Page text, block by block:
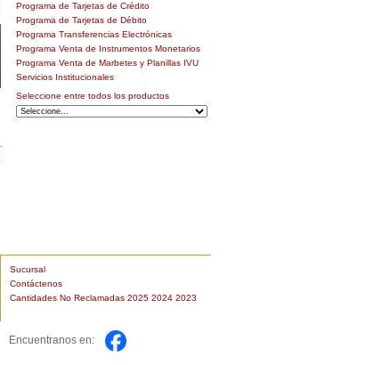
Programa de Tarjetas de Crédito
Programa de Tarjetas de Débito
Programa Transferencias Electrónicas
Programa Venta de Instrumentos Monetarios
Programa Venta de Marbetes y Planillas IVU
Servicios Institucionales
Seleccione entre todos los productos
Sucursal
Contáctenos
Cantidades No Reclamadas 2025 2024 2023
Encuentranos en: